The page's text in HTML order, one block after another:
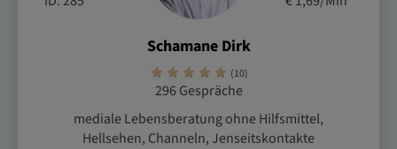
Schamane Dirk
(10)
296 Gespräche
mediale Lebensberatung ohne Hilfsmittel,
Hellsehen, Channeln, Jenseitskontakte